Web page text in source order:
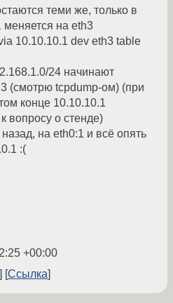
теми же, только в
меняется на eth3
10.10.10.1 dev eth3 table
24 начинают
(смотрю tcpdump-ом) (при
конце 10.10.10.1
вопросу о стенде)
на eth0:1 и всё опять
:(
+00:00
Ссылка